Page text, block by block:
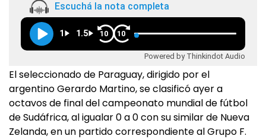
Escuchá la nota completa
1 1.5 10 10
Powered by Thinkindot Audio
El seleccionado de Paraguay, dirigido por el
argentino Gerardo Martino, se clasificó ayer a
octavos de final del campeonato mundial de fútbol
de Sudáfrica, al igualar 0 a 0 con su similar de Nueva
Zelanda, en un partido correspondiente al Grupo F.